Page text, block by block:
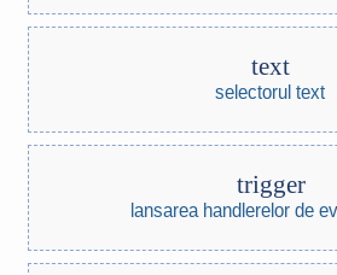
text
selectorul text
trigger
lansarea handlerelor de